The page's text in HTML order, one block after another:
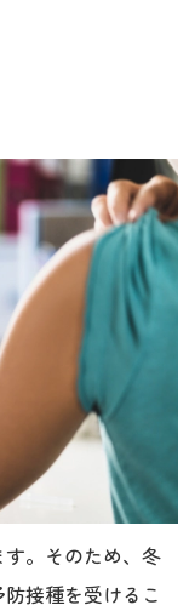
。そのため、冬
接種を受けるこ